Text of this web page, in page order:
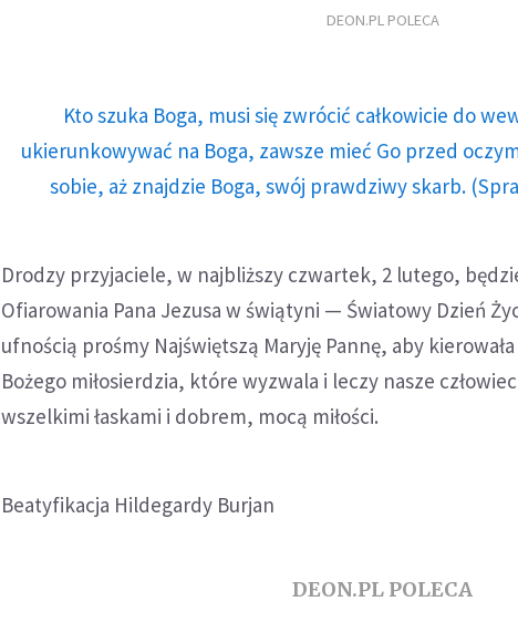
DEON.PL POLECA
Kto szuka Boga, musi się zwrócić całkowicie do
ukierunkowywać na Boga, zawsze mieć Go przed
sobie, aż znajdzie Boga, swój prawdziwy skarb.
Drodzy przyjaciele, w najbliższy czwartek, 2 lutego,
Ofiarowania Pana Jezusa w świątyni — Światowy Dzień
ufnością prośmy Najświętszą Maryję Pannę, aby
Bożego miłosierdzia, które wyzwala i leczy nasze
wszelkimi łaskami i dobrem, mocą miłości.
Beatyfikacja Hildegardy Burjan
DEON.PL POLECA